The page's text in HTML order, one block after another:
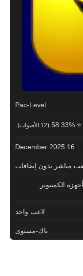
Pac-Level
⭐ 58.33% (12 الأصوات)
16 December 2025
الكمبيوتر
لاعب واحد
باك-مستوى